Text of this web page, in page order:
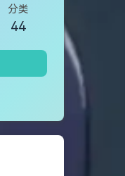
分类
44